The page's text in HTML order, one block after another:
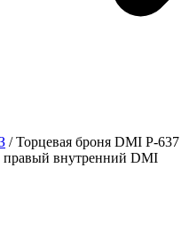
/ Торцевая броня DMI Р-637
внутренний DMI